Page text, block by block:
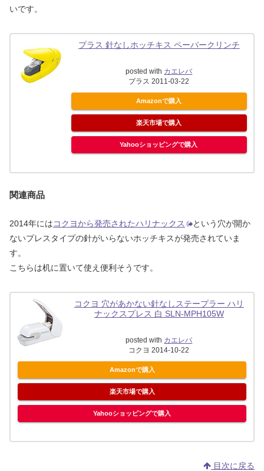
いです。
プラス 針なしホッチキス ペーパークリンチ
posted with カエレバ
プラス 2011-03-22
Amazonで購入
楽天市場で購入
Yahooショッピングで購入
関連商品
2014年にはコクヨから発売されたハリナックス
という穴が開か
ないプレスタイプの針がいらないホッチキスが発売されていま
す。
こちらは机に置いて使え便利そうです。
コクヨ 穴があかない針なしステープラー ハリ
ナックスプレス 白 SLN-MPH105W
posted with カエレバ
コクヨ 2014-10-22
Amazonで購入
楽天市場で購入
Yahooショッピングで購入
目次に戻る